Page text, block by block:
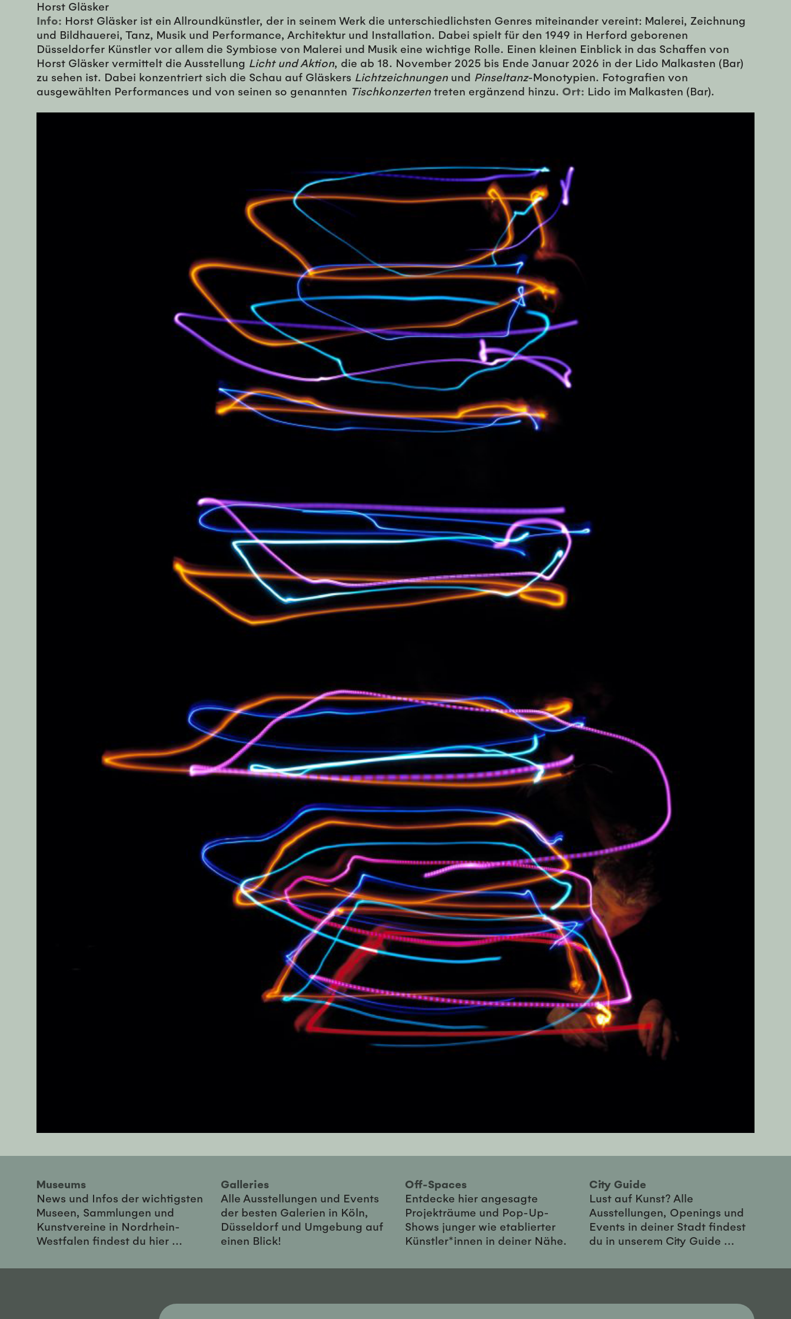
Horst Gläsker
Info: Horst Gläsker ist ein Allroundkünstler, der in seinem Werk die unterschiedlichsten Genres miteinander vereint: Malerei, Zeichnung
und Bildhauerei, Tanz, Musik und Performance, Architektur und Installation. Dabei spielt für den 1949 in Herford geborenen
Düsseldorfer Künstler vor allem die Symbiose von Malerei und Musik eine wichtige Rolle. Einen kleinen Einblick in das Schaffen von
Horst Gläsker vermittelt die Ausstellung Licht und Aktion, die ab 18. November 2025 bis Ende Januar 2026 in der Lido Malkasten (Bar)
zu sehen ist. Dabei konzentriert sich die Schau auf Gläskers Lichtzeichnungen und Pinseltanz-Monotypien. Fotografien von
ausgewählten Performances und von seinen so genannten Tischkonzerten treten ergänzend hinzu. Ort: Lido im Malkasten (Bar).
Museums
News und Infos der wichtigsten
Museen, Sammlungen und
Kunstvereine in Nordrhein-
Westfalen findest du hier ...
Galleries
Alle Ausstellungen und Events
der besten Galerien in Köln,
Düsseldorf und Umgebung auf
einen Blick!
Off-Spaces
Entdecke hier angesagte
Projekträume und Pop-Up-
Shows junger wie etablierter
Künstler*innen in deiner Nähe.
City Guide
Lust auf Kunst? Alle
Ausstellungen, Openings und
Events in deiner Stadt findest
du in unserem City Guide ...